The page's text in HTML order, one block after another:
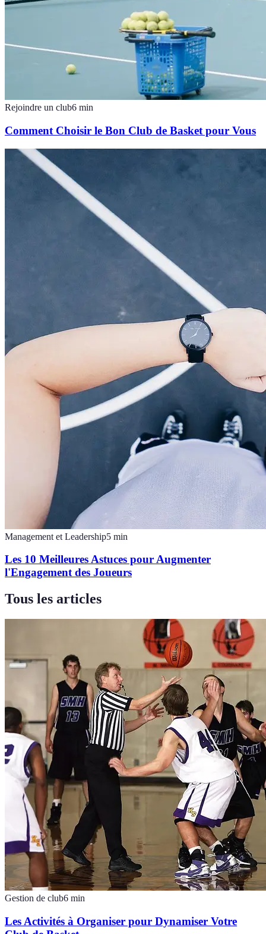
Rejoindre un club6 min
Comment Choisir le Bon Club de Basket pour Vous
Management et Leadership5 min
Les 10 Meilleures Astuces pour Augmenter
l'Engagement des Joueurs
Tous les articles
Gestion de club6 min
Les Activités à Organiser pour Dynamiser Votre